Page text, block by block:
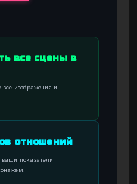
все сцены в
все изображения и
отношений
показатели